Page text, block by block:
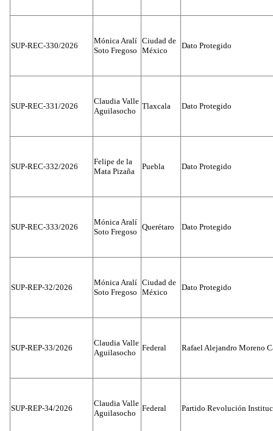
SUP-REC-330/2026
Mónica Aralí
Soto Fregoso
Ciudad de
México
Dato Protegido
SUP-REC-331/2026
Claudia Valle
Aguilasocho
Tlaxcala Dato Protegido
SUP-REC-332/2026
Felipe de la
Mata Pizaña
Puebla Dato Protegido
SUP-REC-333/2026
Mónica Aralí
Soto Fregoso
Querétaro Dato Protegido
SUP-REP-32/2026
Mónica Aralí
Soto Fregoso
Ciudad de
México
Dato Protegido
SUP-REP-33/2026
Claudia Valle
Aguilasocho
Federal Rafael Alejandro Moreno
SUP-REP-34/2026
Claudia Valle
Aguilasocho
Federal Partido Revolución